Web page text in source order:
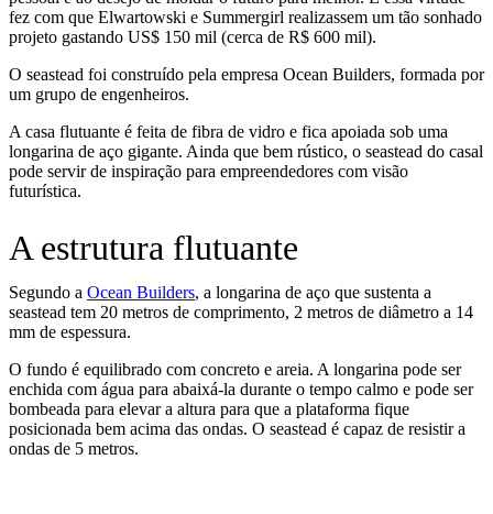
fez com que Elwartowski e Summergirl realizassem um tão sonhado
projeto gastando US$ 150 mil (cerca de R$ 600 mil).
O seastead foi construído pela empresa Ocean Builders, formada por
um grupo de engenheiros.
A casa flutuante é feita de fibra de vidro e fica apoiada sob uma
longarina de aço gigante. Ainda que bem rústico, o seastead do casal
pode servir de inspiração para empreendedores com visão
futurística.
A estrutura flutuante
Segundo a Ocean Builders, a longarina de aço que sustenta a
seastead tem 20 metros de comprimento, 2 metros de diâmetro a 14
mm de espessura.
O fundo é equilibrado com concreto e areia. A longarina pode ser
enchida com água para abaixá-la durante o tempo calmo e pode ser
bombeada para elevar a altura para que a plataforma fique
posicionada bem acima das ondas. O seastead é capaz de resistir a
ondas de 5 metros.